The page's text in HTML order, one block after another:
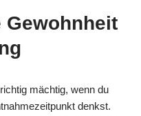
Gewohnheit
mächtig, wenn du
denkst.